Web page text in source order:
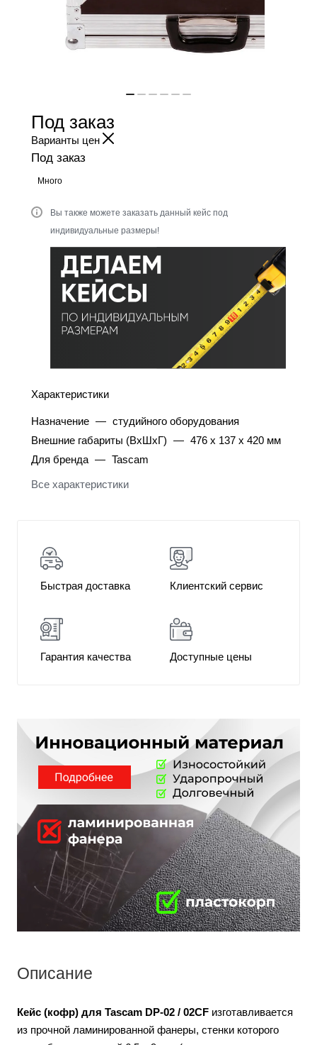
Под заказ
Варианты цен
Под заказ
Много
Вы также можете заказать данный кейс под
индивидуальные размеры!
Характеристики
Назначение — студийного оборудования
Внешние габариты (ВхШхГ) — 476 x 137 x 420 мм
Для бренда — Tascam
Все характеристики
Быстрая доставка Клиентский сервис
Гарантия качества Доступные цены
Описание
Кейс (кофр) для Tascam DP-02 / 02CF изготавливается
из прочной ламинированной фанеры, стенки которого